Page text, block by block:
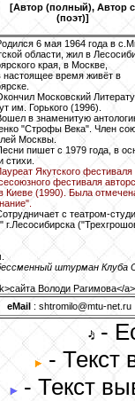
[Автор (полный), Автор
(поэт)]
6 мая 1964 года в
области, жил в
края, в Москве,
настоящее время живёт в
Московский
им. Горького (1996).
в знаменитую
"Строфы Века". Член
Москвы.
пишет с 1979 года, в
стихи.
Якутского
фестиваля
Киеве (1990). Была
с театром-
г.Лесосибирска
штурман Клуба
Володи Рагимова</
eMail: shtromilo@mtu-net.ru
-
- Текст
- Текст